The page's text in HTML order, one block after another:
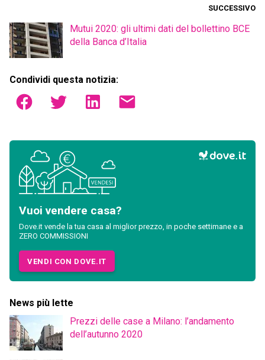
SUCCESSIVO
Mutui 2020: gli ultimi dati del bollettino BCE
della Banca d’Italia
Condividi questa notizia:
Vuoi vendere casa?
Dove.it vende la tua casa al miglior prezzo, in poche settimane e a
ZERO COMMISSIONI
VENDI CON DOVE.IT
News più lette
Prezzi delle case a Milano: l’andamento
dell’autunno 2020